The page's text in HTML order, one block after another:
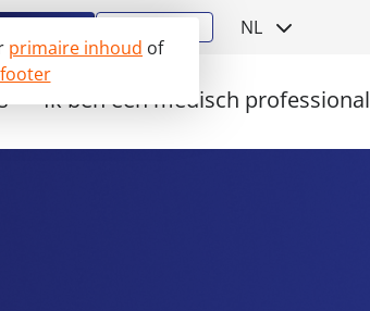
primaire inhoud of
footer
Ik ben een medisch professional
NL